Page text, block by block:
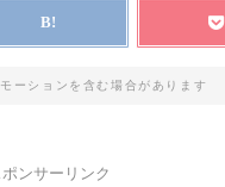
ーションを含む場合があります
ポンサーリンク